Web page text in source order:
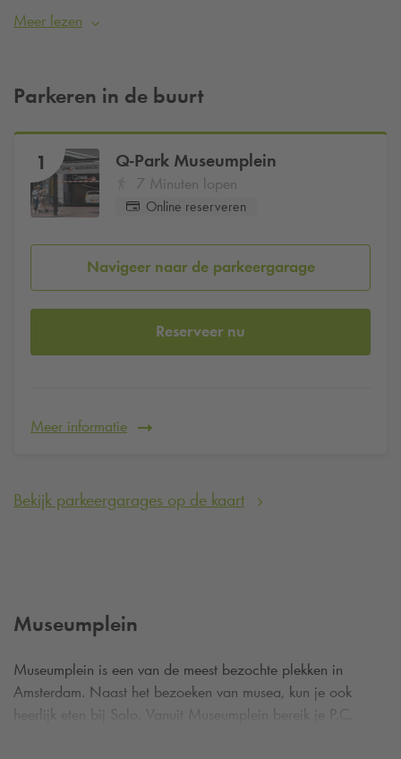
graag verzekerd zijn van een parkeerplaats? Reserveer dan
Meer lezen
Parkeren in de buurt
1 Q-Park Museumplein
7 Minuten lopen
Online reserveren
Navigeer naar de parkeergarage
Reserveer nu
Meer informatie
Bekijk parkeergarages op de kaart
Museumplein
Museumplein is een van de meest bezochte plekken in
Amsterdam. Naast het bezoeken van musea, kun je ook
heerlijk eten bij Solo. Vanuit Museumplein bereik je P.C.